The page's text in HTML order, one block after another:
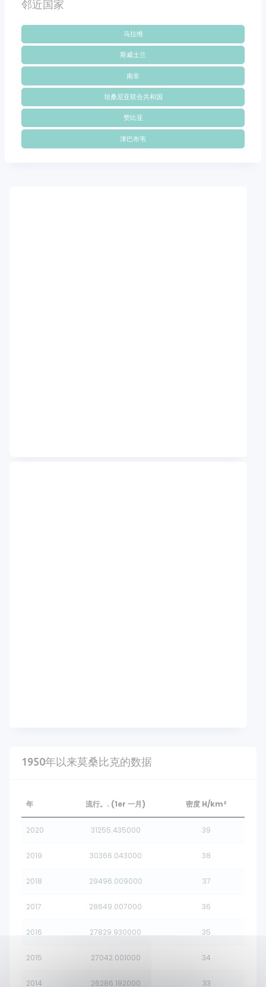
邻近国家
马拉维
斯威士兰
南非
坦桑尼亚联合共和国
赞比亚
津巴布韦
1950年以来莫桑比克的数据
年 流行。. (1er 一月) 密度 H/km²
2020 31255.435000 39
2019 30366.043000 38
2018 29496.009000 37
2017 28649.007000 36
2016 27829.930000 35
2015 27042.001000 34
2014 26286.192000 33